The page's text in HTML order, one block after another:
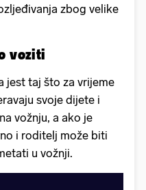
zbog velike
voziti
jest taj što za vrijeme
svoje dijete i
vožnju, a ako je
i roditelj može biti
u vožnji.